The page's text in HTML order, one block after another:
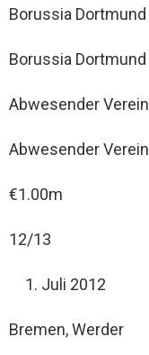
Borussia Dortmund
Borussia Dortmund
Abwesender Verein
Abwesender Verein
€1.00m
12/13
Juli 2012
Bremen, Werder